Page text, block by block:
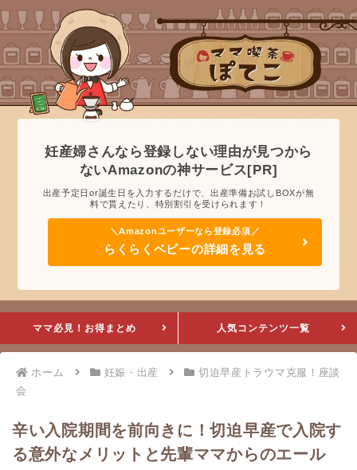
妊産婦さんなら登録しない理由が見つから
ないAmazonの神サービス[PR]
出産予定日or誕生日を入力するだけで、出産準備お試しBOXが無
料で貰えたり、特別割引を受けられます！
らくらくベビーの詳細を見る
ママ必見！お得まとめ 人気コンテンツ一覧
ホーム 妊娠・出産
切迫早産トラウマ克服！座談
会
辛い入院期間を前向きに！切迫早産で入院す
る意外なメリットと先輩ママからのエール